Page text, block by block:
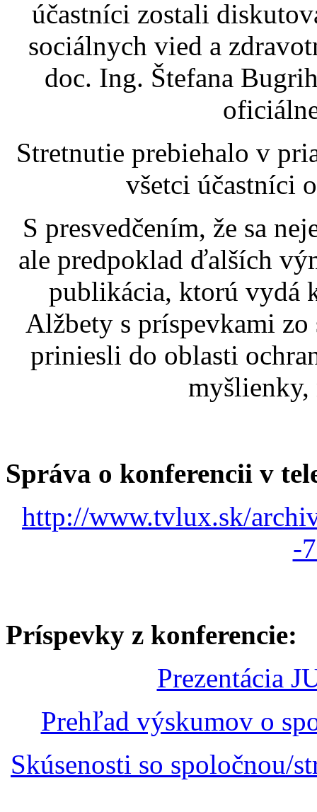
účastníci zostali
sociálnych vied a
doc. Ing. Štefana
Stretnutie prebiehalo v
všetci účastníci
S presvedčením, že sa
ale predpoklad ďalších
publikácia, ktorú vydá
Alžbety s príspevkami
priniesli do oblasti
myšlienky,
Správa o konferencii v
http://www.tvlux.sk/
-
Príspevky z konferencie:
Prezentácia
Prehľad výskumov o
Skúsenosti so spoločnou/